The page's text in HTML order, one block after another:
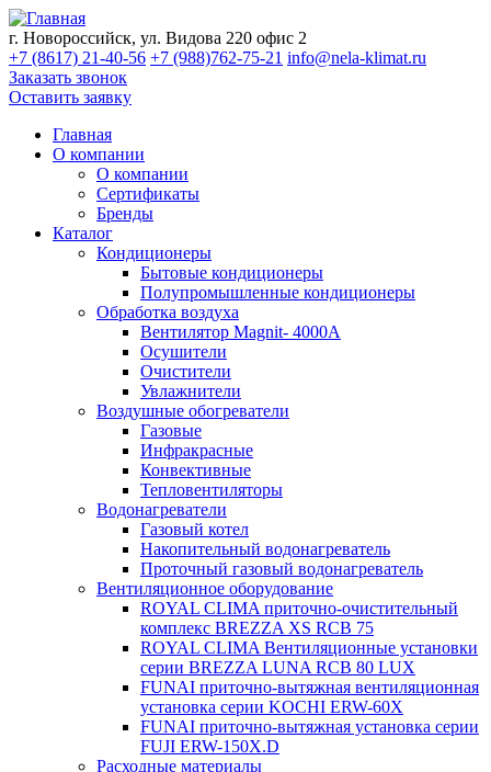
г. Новороссийск, ул. Видова 220 офис 2
+7 (8617) 21-40-56 +7 (988)762-75-21 info@nela-klimat.ru
Заказать звонок
Оставить заявку
Главная
О компании
О компании
Сертификаты
Бренды
Каталог
Кондиционеры
Бытовые кондиционеры
Полупромышленные кондиционеры
Обработка воздуха
Вентилятор Magnit- 4000A
Осушители
Очистители
Увлажнители
Воздушные обогреватели
Газовые
Инфракрасные
Конвективные
Тепловентиляторы
Водонагреватели
Газовый котел
Накопительный водонагреватель
Проточный газовый водонагреватель
Вентиляционное оборудование
ROYAL CLIMA приточно-очистительный
комплекс BREZZA XS RCB 75
ROYAL CLIMA Вентиляционные установки
серии BREZZA LUNA RCB 80 LUX
FUNAI приточно-вытяжная вентиляционная
установка серии KOCHI ERW-60X
FUNAI приточно-вытяжная установка серии
FUJI ERW-150X.D
Расходные материалы